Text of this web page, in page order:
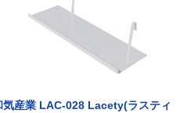
気産業 LAC-028 Lacety(ラスティ